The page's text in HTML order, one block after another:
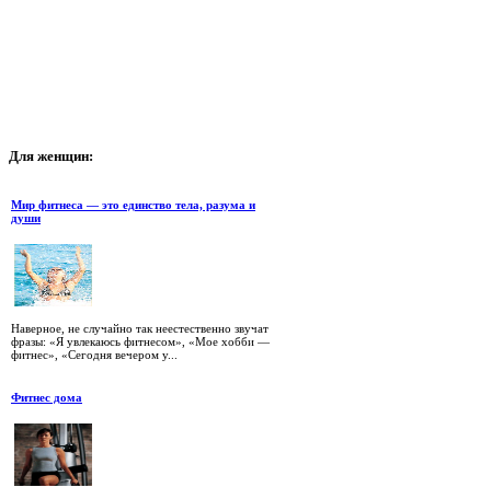
Для женщин:
Мир фитнеса — это единство тела, разума и
души
Наверное, не случайно так неестественно звучат
фразы: «Я увлекаюсь фитнесом», «Мое хобби —
фитнес», «Сегодня вечером у...
Фитнес дома